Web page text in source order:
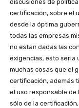
discusiones de
certificación, sobre el
desde la óptima
todas las empresas
no están dadas las
exigencias, esto seria
muchas cosas que el
certificación, además
el uso responsable
sólo de la